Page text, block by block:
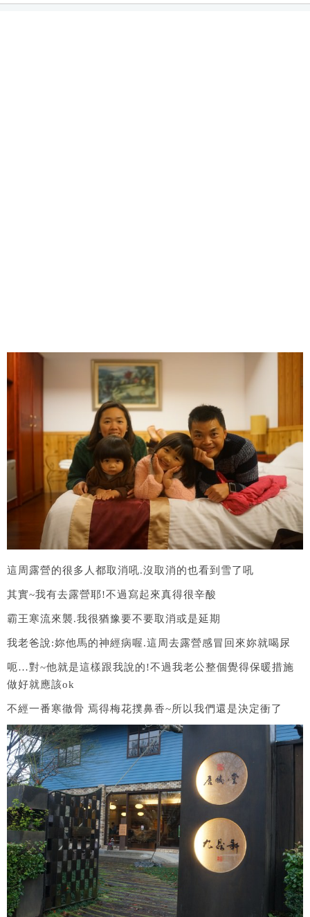
這周露營的很多人都取消吼.沒取消的也看到雪了吼
其實~我有去露營耶!不過寫起來真得很辛酸
霸王寒流來襲.我很猶豫要不要取消或是延期
我老爸說:妳他馬的神經病喔.這周去露營感冒回來妳就喝尿
呃…對~他就是這樣跟我說的!不過我老公整個覺得保暖措施
做好就應該ok
不經一番寒徹骨 焉得梅花撲鼻香~所以我們還是決定衝了